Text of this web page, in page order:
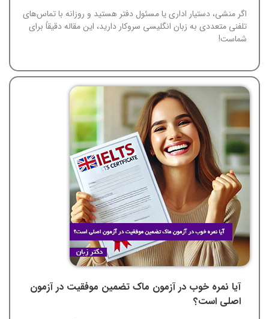
اگر منشی، دستیار اداری یا مسئول دفتر هستید و روزانه با تماس‌های
تلفنی متعددی به زبان انگلیسی سروکار دارید، این مقاله دقیقاً برای
شماست!
آیا نمره خوب در آزمون ماک تضمین موفقیت در آزمون
اصلی است؟